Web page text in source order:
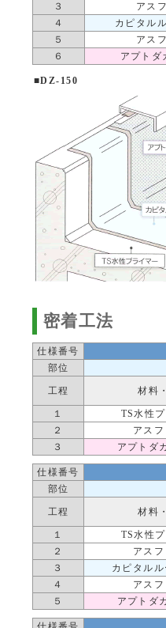
３
アス
４
カピタル
５
アス
６
アプトダ
■DZ-150
密着工法
仕様番号
部位
工程 材料
１
TS水性
２
アス
３
アプトダ
仕様番号
部位
工程 材料
１
TS水性
２
アス
３
カピタル
４
アス
５
アプトダ